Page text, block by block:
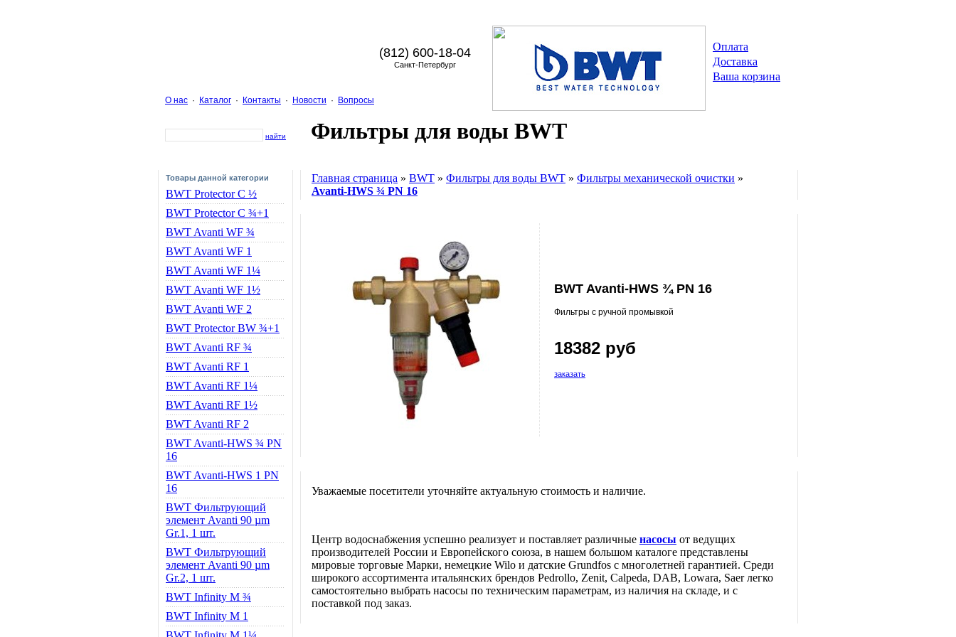
(812) 600-18-04
Санкт-Петербург
О нас · Каталог · Контакты · Новости · Вопросы
Оплата
Доставка
Ваша корзина
найти Фильтры для воды BWT
Товары данной категории
BWT Protector C ½
BWT Protector C ¾+1
BWT Avanti WF ¾
BWT Avanti WF 1
BWT Avanti WF 1¼
BWT Avanti WF 1½
BWT Avanti WF 2
BWT Protector BW ¾+1
BWT Avanti RF ¾
BWT Avanti RF 1
BWT Avanti RF 1¼
BWT Avanti RF 1½
BWT Avanti RF 2
BWT Avanti-HWS ¾ PN
16
BWT Avanti-HWS 1 PN
16
BWT Фильтрующий
элемент Avanti 90 µm
Gr.1, 1 шт.
BWT Фильтрующий
элемент Avanti 90 µm
Gr.2, 1 шт.
BWT Infinity M ¾
BWT Infinity M 1
Главная страница » BWT » Фильтры для воды BWT » Фильтры механической очистки »
Avanti-HWS ¾ PN 16
BWT Avanti-HWS ¾ PN 16
Фильтры с ручной промывкой
18382 руб
заказать
Уважаемые посетители уточняйте актуальную стоимость и наличие.
Центр водоснабжения успешно реализует и поставляет различные насосы от ведущих
производителей России и Европейского союза, в нашем большом каталоге представлены
мировые торговые Марки, немецкие Wilo и датские Grundfos с многолетней гарантией. Среди
широкого ассортимента итальянских брендов Pedrollo, Zenit, Calpeda, DAB, Lowara, Saer легко
самостоятельно выбрать насосы по техническим параметрам, из наличия на складе, и с
поставкой под заказ.